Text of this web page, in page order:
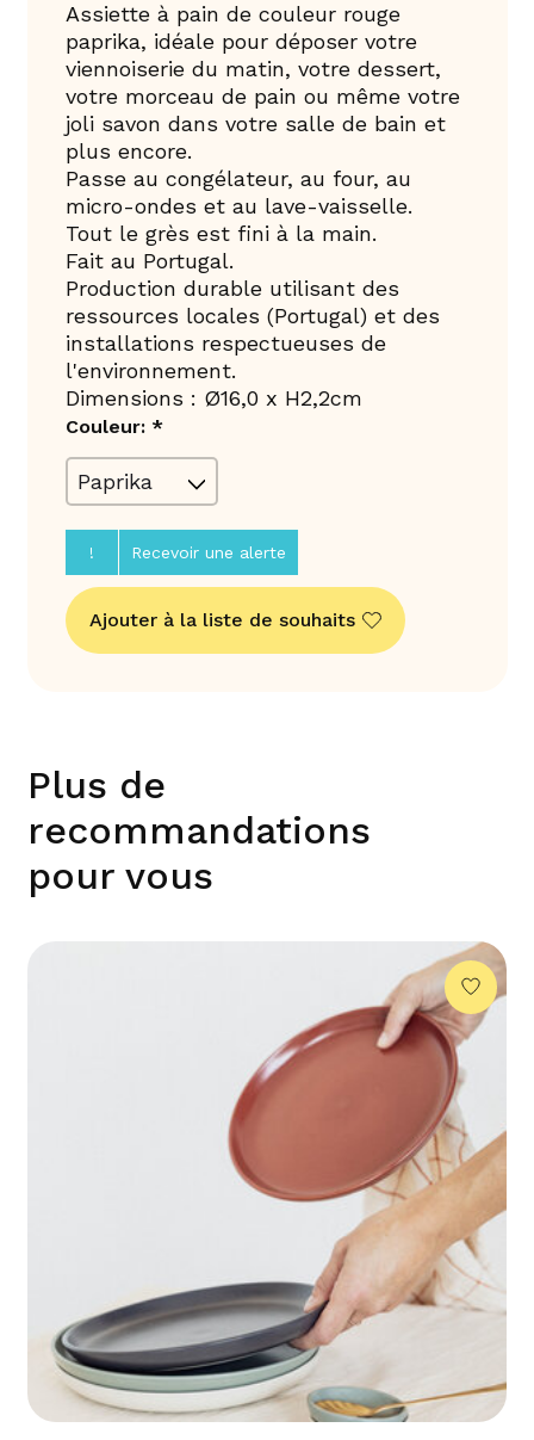
Assiette à pain de couleur rouge
paprika, idéale pour déposer votre
viennoiserie du matin, votre dessert,
votre morceau de pain ou même votre
joli savon dans votre salle de bain et
plus encore.
Passe au congélateur, au four, au
micro-ondes et au lave-vaisselle.
Tout le grès est fini à la main.
Fait au Portugal.
Production durable utilisant des
ressources locales (Portugal) et des
installations respectueuses de
l'environnement.
Dimensions : Ø16,0 x H2,2cm
Couleur: *
! Recevoir une alerte
Ajouter à la liste de souhaits
Plus de
recommandations
pour vous